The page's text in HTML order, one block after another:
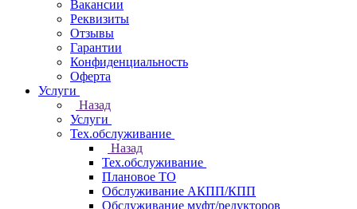
Вакансии
Реквизиты
Отзывы
Гарантии
Конфиденциальность
Оферта
Услуги
Назад
Услуги
Тех.обслуживание
Назад
Тех.обслуживание
Плановое ТО
Обслуживание АКПП/КПП
Обслуживание муфт/редукторов